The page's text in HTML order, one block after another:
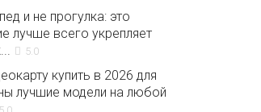
и не прогулка: это
лучше всего укрепляет
5.0
купить в 2026 для
лучшие модели на любой